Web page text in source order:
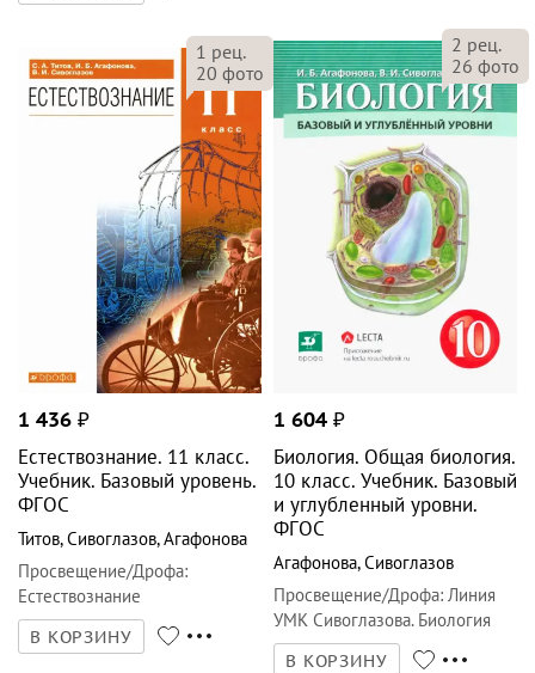
1 рец.
20 фото
1 436 ₽
Естествознание. 11 класс.
Учебник. Базовый уровень.
ФГОС
Титов,Сивоглазов,Агафонова
Просвещение/Дрофа:
Естествознание
В КОРЗИНУ
2 рец.
26 фото
1 604 ₽
Биология. Общая биология.
10 класс. Учебник. Базовый
и углубленный уровни.
ФГОС
Агафонова,Сивоглазов
Просвещение/Дрофа: Линия
УМК Сивоглазова. Биология
(10-11)
В КОРЗИНУ